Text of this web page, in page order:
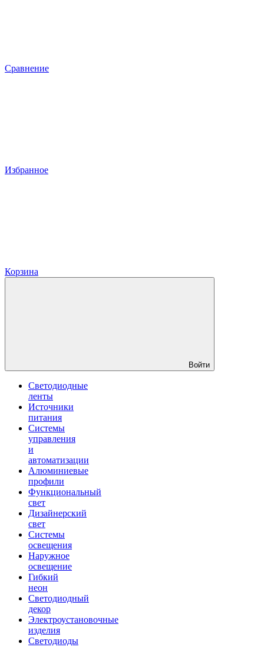
Сравнение
Избранное
Корзина
Войти
Светодиодные
ленты
Источники
питания
Системы
управления
и
автоматизации
Алюминиевые
профили
Функциональный
свет
Дизайнерский
свет
Системы
освещения
Наружное
освещение
Гибкий
неон
Светодиодный
декор
Электроустановочные
изделия
Светодиоды